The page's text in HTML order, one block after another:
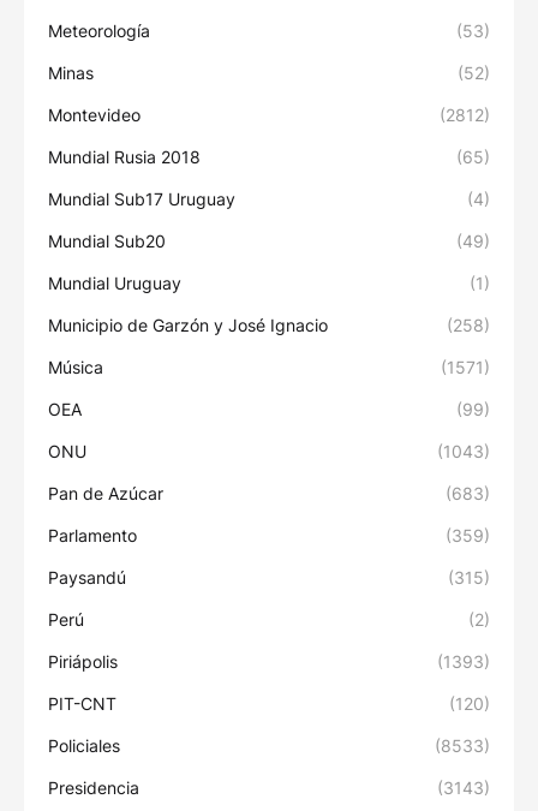
Meteorología (53)
Minas (52)
Montevideo (2812)
Mundial Rusia 2018 (65)
Mundial Sub17 Uruguay (4)
Mundial Sub20 (49)
Mundial Uruguay (1)
Municipio de Garzón y José Ignacio (258)
Música (1571)
OEA (99)
ONU (1043)
Pan de Azúcar (683)
Parlamento (359)
Paysandú (315)
Perú (2)
Piriápolis (1393)
PIT-CNT (120)
Policiales (8533)
Presidencia (3143)